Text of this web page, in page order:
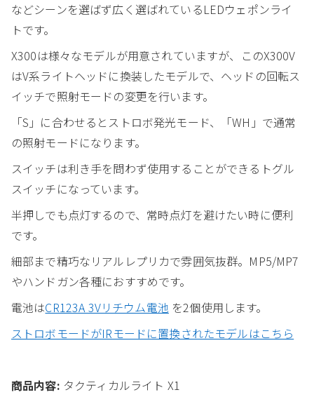
などシーンを選ばず広く選ばれているLEDウェポンライ
トです。
X300は様々なモデルが用意されていますが、このX300V
はV系ライトヘッドに換装したモデルで、ヘッドの回転ス
イッチで照射モードの変更を行います。
「S」に合わせるとストロボ発光モード、「WH」で通常
の照射モードになります。
スイッチは利き手を問わず使用することができるトグル
スイッチになっています。
半押しでも点灯するので、常時点灯を避けたい時に便利
です。
細部まで精巧なリアルレプリカで雰囲気抜群。MP5/MP7
やハンドガン各種におすすめです。
電池はCR123A 3Vリチウム電池 を2個使用します。
ストロボモードがIRモードに置換されたモデルはこちら
商品内容: タクティカルライト X1